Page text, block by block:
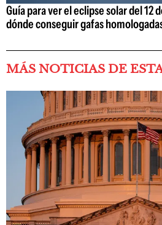
Guía para ver el eclipse solar del 12
dónde conseguir gafas
MÁS NOTICIAS DE